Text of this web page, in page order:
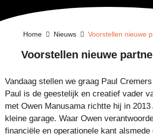
Home Nieuws Voorstellen nieuwe
Voorstellen nieuwe
Vandaag stellen we graag Paul
Paul is de geestelijk en creatief vader
met Owen Manusama richtte hij in 2013
kleine garage. Waar Owen
financiële en operationele kant alsmede